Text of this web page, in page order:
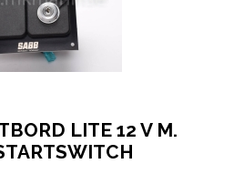
LITE 12 V M.